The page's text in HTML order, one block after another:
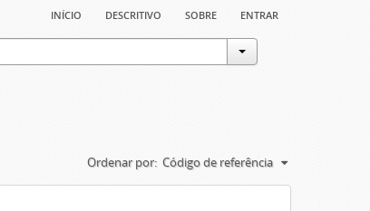
início descritivo sobre entrar
Ordenar por: Código de referência